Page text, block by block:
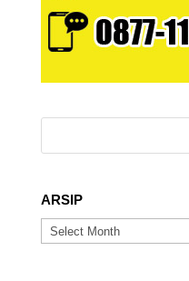
ARSIP
ARSIP